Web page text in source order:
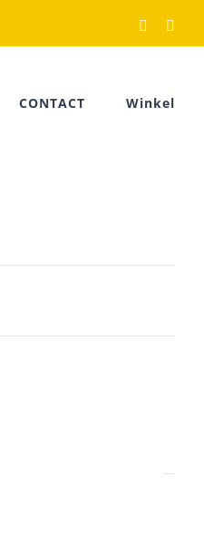
Facebook
CONTACT Winkel